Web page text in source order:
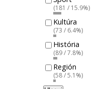
(181 / 15.9%)
Kultúra
(73 / 6.4%)
História
(89 / 7.8%)
Región
(58 / 5.1%)